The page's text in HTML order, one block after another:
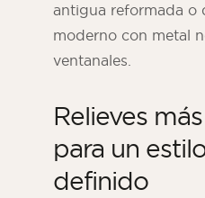
antigua reformada o
moderno con metal
ventanales.
Relieves
para un
definido